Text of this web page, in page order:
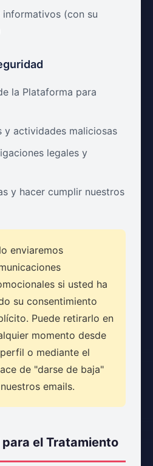
informativos (con su
la Plataforma para
y actividades maliciosas
legales y
y hacer cumplir nuestros
enviaremos
si usted ha
su consentimiento
Puede retirarlo en
momento desde
o mediante el
de "darse de baja"
emails.
para el Tratamiento